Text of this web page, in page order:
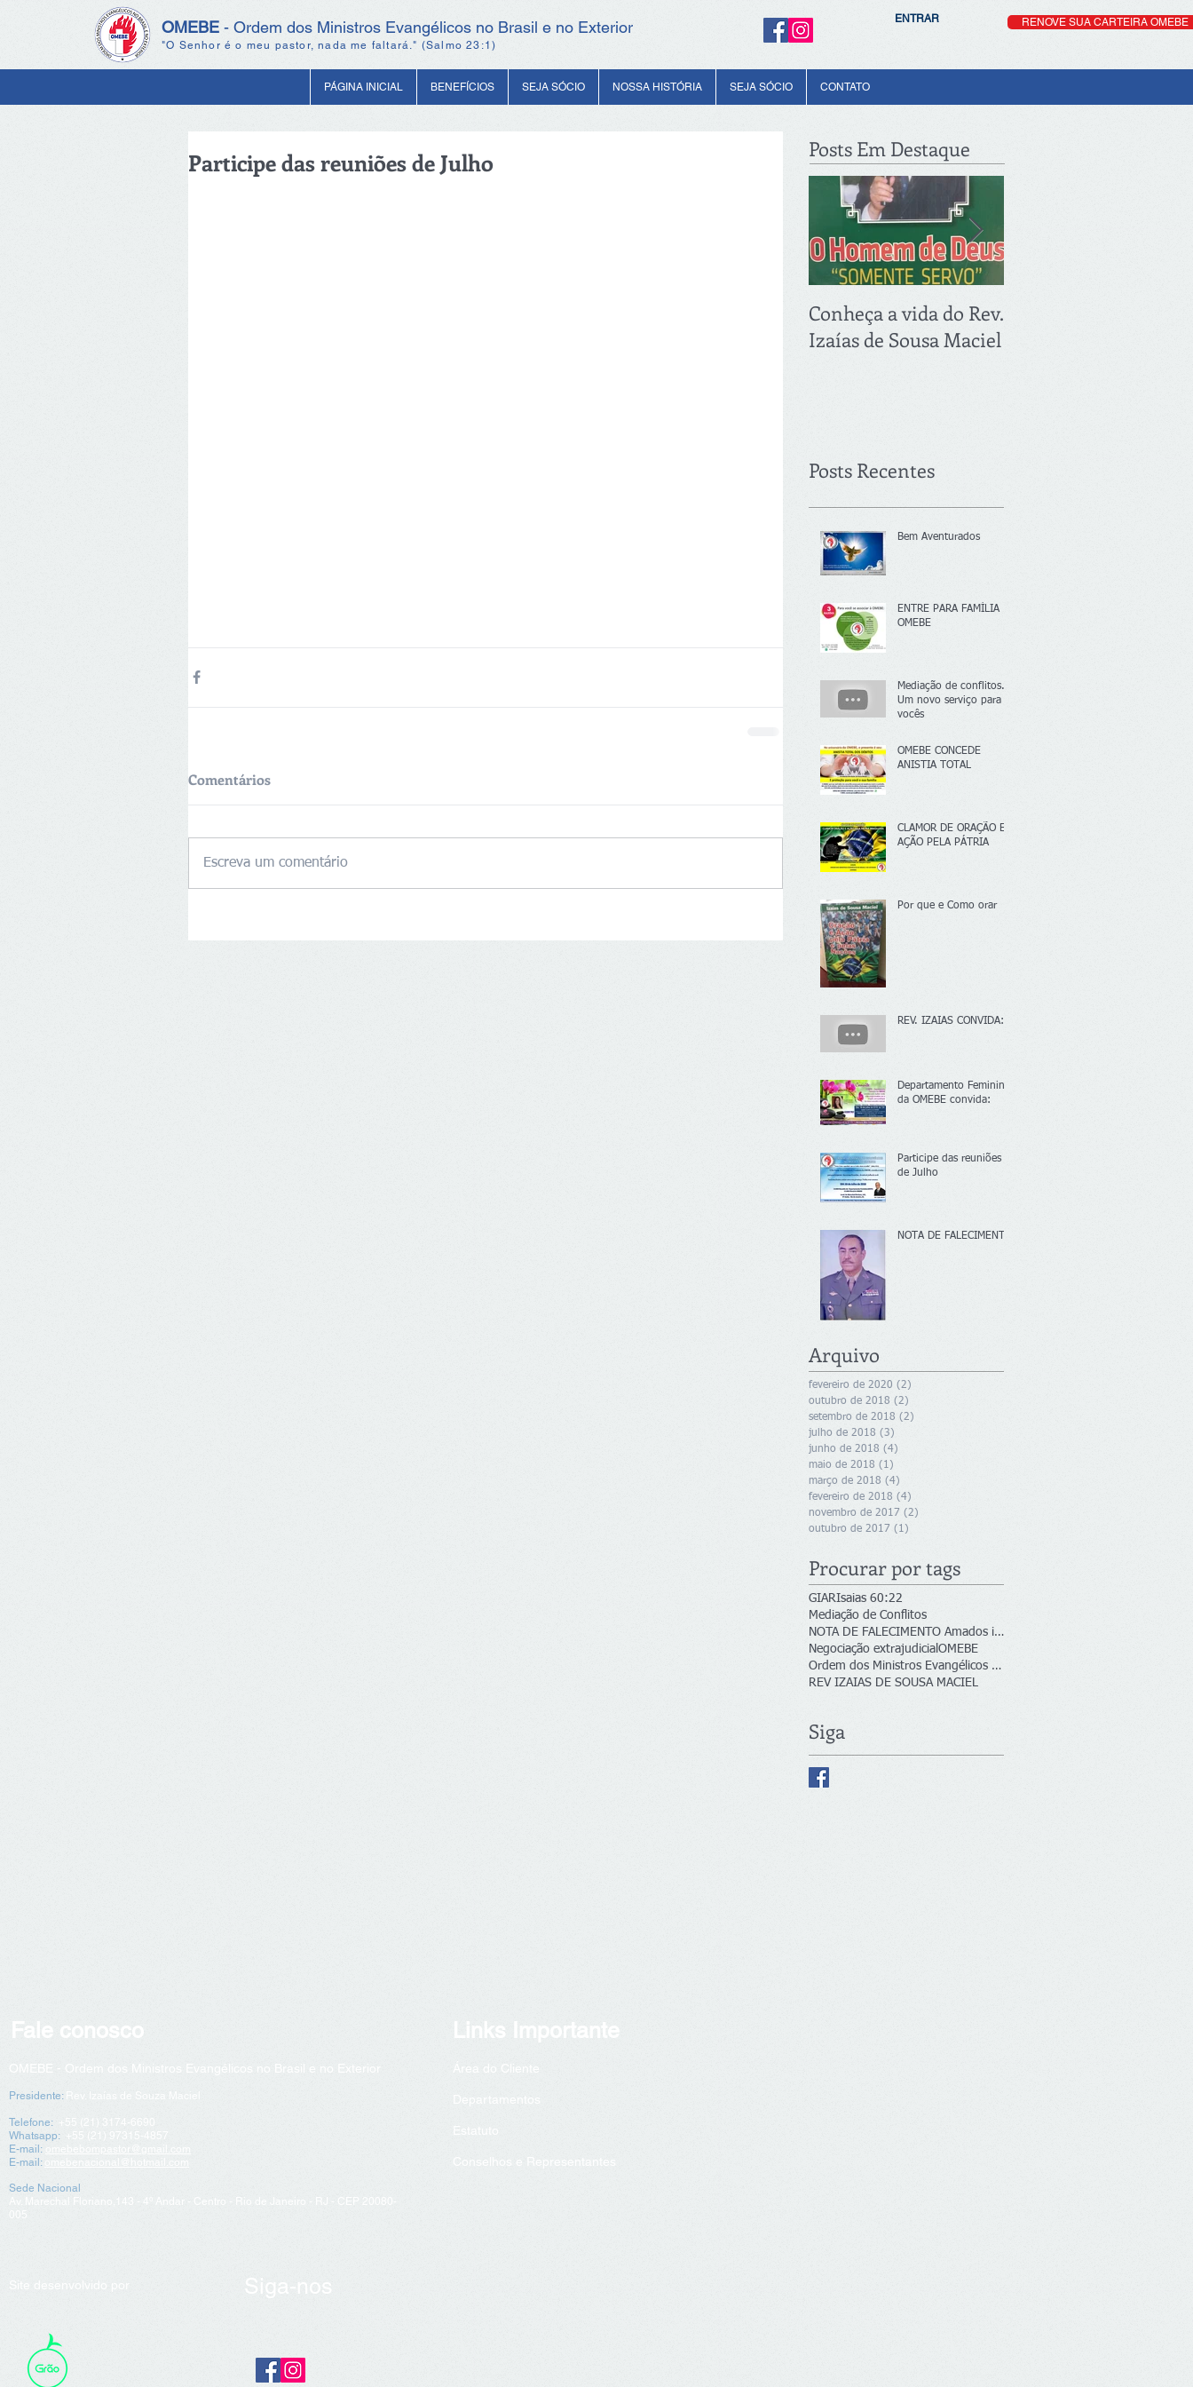
OMEBE - Ordem dos Ministros Evangélicos no Brasil e no Exterior
"O Senhor é o meu pastor, nada me faltará." (Salmo 23:1)
ENTRAR RENOVE SUA CARTEIRA OMEBE
PÁGINA INICIAL BENEFÍCIOS SEJA SÓCIO NOSSA HISTÓRIA SEJA SÓCIO CONTATO
Participe das reuniões de Julho
Comentários
Escreva um comentário
Posts Em Destaque
Conheça a vida do Rev.
Izaías de Sousa Maciel
Posts Recentes
Bem Aventurados
ENTRE PARA FAMÍLIA
OMEBE
Mediação de conflitos.
Um novo serviço para
vocês
OMEBE CONCEDE
ANISTIA TOTAL
CLAMOR DE ORAÇÃO E
AÇÃO PELA PÁTRIA
Por que e Como orar
REV. IZAIAS CONVIDA:
Departamento Feminino
da OMEBE convida:
Participe das reuniões
de Julho
NOTA DE FALECIMENTO
Arquivo
fevereiro de 2020 (2)
outubro de 2018 (2)
setembro de 2018 (2)
julho de 2018 (3)
junho de 2018 (4)
maio de 2018 (1)
março de 2018 (4)
fevereiro de 2018 (4)
novembro de 2017 (2)
outubro de 2017 (1)
Procurar por tags
GIARIsaias 60:22
Mediação de Conflitos
NOTA DE FALECIMENTO Amados irmãos, colegas de líde
Negociação extrajudicial OMEBE
Ordem dos Ministros Evangélicos no Brasil e no Ext
REV IZAIAS DE SOUSA MACIEL
Siga
Fale conosco
OMEBE - Ordem dos Ministros Evangélicos no Brasil e no Exterior
Presidente: Rev. Izaías de Souza Maciel
Telefone: +55 (21)
3174-6690
Whatsapp:
+55 (21) 97315-4857
E-mail:
omebebompastor@gmail.com
E-mail:
omebenacional@hotmail.com
Sede Nacional
Av. Marechal Floriano,143 - 4º Andar - Centro
- Rio de Janeiro - RJ - CEP 20080-
005
Site desenvolvido por Siga-nos
Links Importante
Área do Cliente
Departa mentos
Est
Conselhos e Representantes